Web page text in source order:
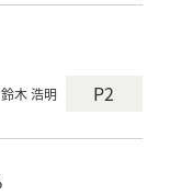
木 浩明 P2